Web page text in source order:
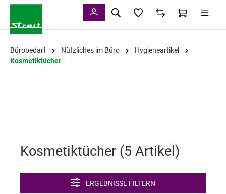
Bürobedarf Nützliches im Büro
Hygieneartikel
Kosmetiktücher
Kosmetiktücher (5 Artikel )
ERGEBNISSE FILTERN